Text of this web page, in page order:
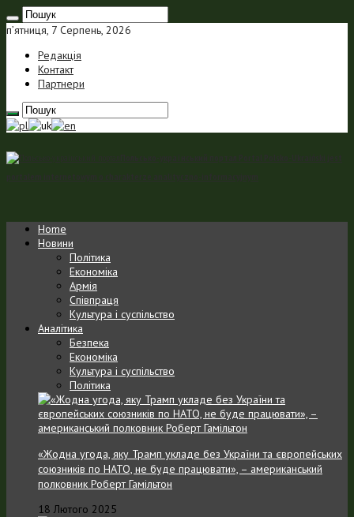
п’ятниця, 7 Серпень, 2026
Редакція
Контакт
Партнери
Home
Новини
Політика
Економіка
Армія
Співпраця
Культура і суспільство
Аналітика
Безпека
Економіка
Культура і суспільство
Політика
«Жодна угода, яку Трамп укладе без України та європейських
союзників по НАТО, не буде працювати», – американський
полковник Роберт Гамільтон
18 Лютого 2025